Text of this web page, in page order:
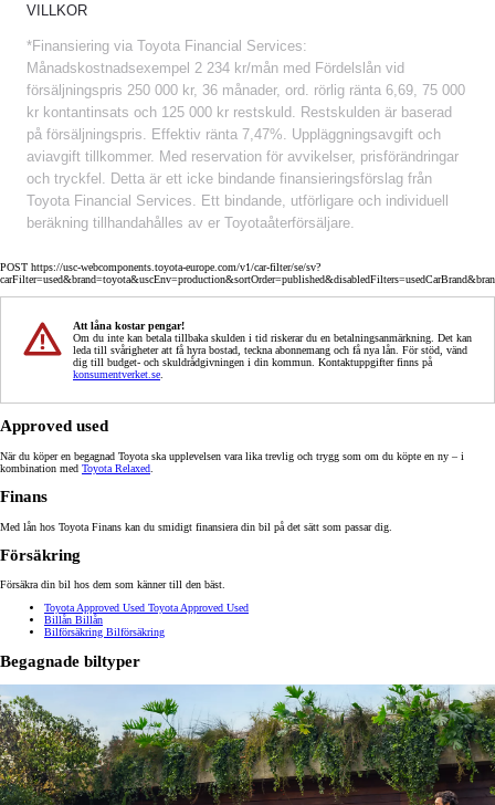
VILLKOR
*Finansiering via Toyota Financial Services:
Månadskostnadsexempel 2 234 kr/mån med Fördelslån vid
försäljningspris 250 000 kr, 36 månader, ord. rörlig ränta 6,69, 75 000
kr kontantinsats och 125 000 kr restskuld. Restskulden är baserad
på försäljningspris. Effektiv ränta 7,47%. Uppläggningsavgift och
aviavgift tillkommer. Med reservation för avvikelser, prisförändringar
och tryckfel. Detta är ett icke bindande finansieringsförslag från
Toyota Financial Services. Ett bindande, utförligare och individuell
beräkning tillhandahålles av er Toyotaåterförsäljare.
POST https://usc-webcomponents.toyota-europe.com/v1/car-filter/se/sv?
Att låna kostar pengar!
Om du inte kan betala tillbaka skulden i tid riskerar du en betalningsanmärkning. Det kan
leda till svårigheter att få hyra bostad, teckna abonnemang och få nya lån. För stöd, vänd
dig till budget- och skuldrådgivningen i din kommun. Kontaktuppgifter finns på
konsumentverket.se
Approved used
När du köper en begagnad Toyota ska upplevelsen vara lika trevlig och trygg som om du köpte en ny – i
kombination med Toyota Relaxed
Finans
Med lån hos Toyota Finans kan du smidigt finansiera din bil på det sätt som passar dig.
Försäkring
Försäkra din bil hos dem som känner till den bäst.
Toyota Approved Used Toyota Approved Used
Billån Billån
Bilförsäkring Bilförsäkring
Begagnade biltyper